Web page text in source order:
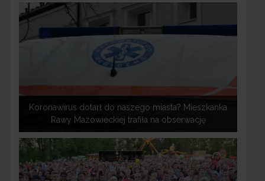
Koronawirus dotarł do naszego miasta? Mieszkanka
Rawy Mazowieckiej trafiła na obserwację